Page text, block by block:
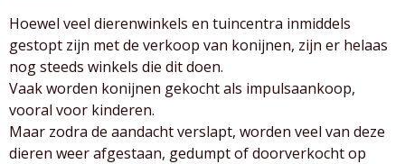
Hoewel veel dierenwinkels en tuincentra inmiddels
gestopt zijn met de verkoop van konijnen, zijn er helaas
nog steeds winkels die dit doen.
Vaak worden konijnen gekocht als impulsaankoop,
vooral voor kinderen.
Maar zodra de aandacht verslapt, worden veel van deze
dieren weer afgestaan, gedumpt of doorverkocht op